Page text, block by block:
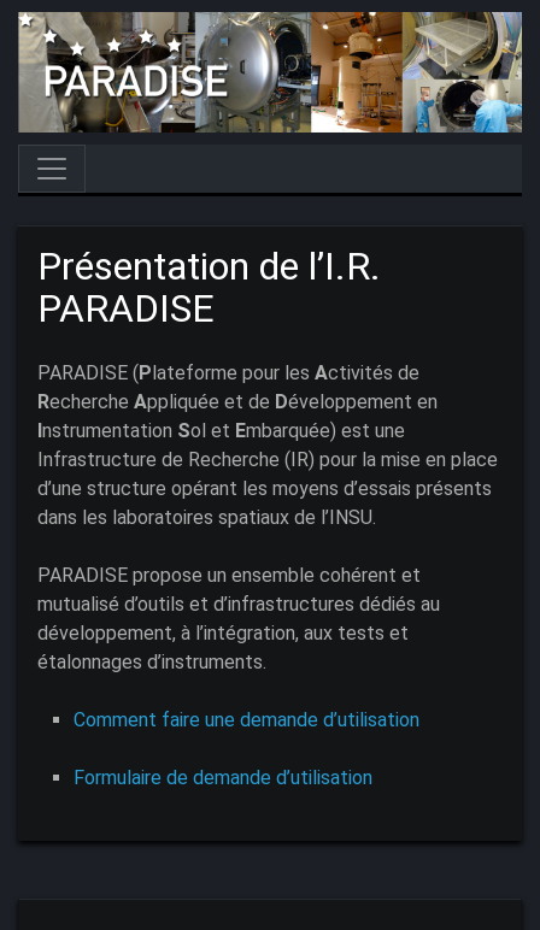
Présentation de l’I.R.
PARADISE
PARADISE (Plateforme pour les Activités de
Recherche Appliquée et de Développement en
Instrumentation Sol et Embarquée) est une
Infrastructure de Recherche (IR) pour la mise en place
d’une structure opérant les moyens d’essais présents
dans les laboratoires spatiaux de l’INSU.
PARADISE propose un ensemble cohérent et
mutualisé d’outils et d’infrastructures dédiés au
développement, à l’intégration, aux tests et
étalonnages d’instruments.
Comment faire une demande d’utilisation
Formulaire de demande d’utilisation